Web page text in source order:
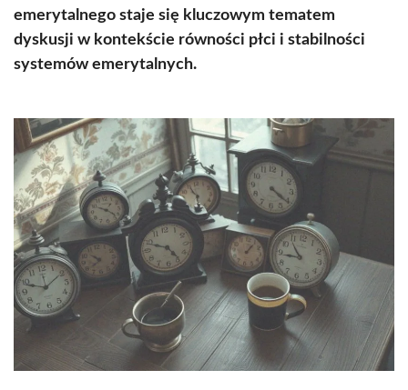
emerytalnego staje się kluczowym tematem
dyskusji w kontekście równości płci i stabilności
systemów emerytalnych.